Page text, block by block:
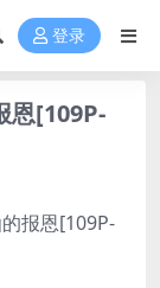
登录
[109P-
报恩[109P-